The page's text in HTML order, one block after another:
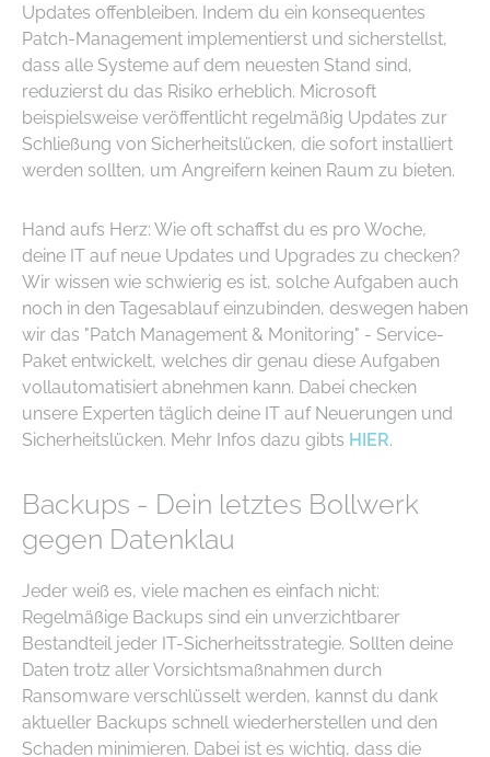
Updates offenbleiben. Indem du ein konsequentes
Patch-Management implementierst und sicherstellst,
dass alle Systeme auf dem neuesten Stand sind,
reduzierst du das Risiko erheblich. Microsoft
beispielsweise veröffentlicht regelmäßig Updates zur
Schließung von Sicherheitslücken, die sofort installiert
werden sollten, um Angreifern keinen Raum zu bieten.
Hand aufs Herz: Wie oft schaffst du es pro Woche,
deine IT auf neue Updates und Upgrades zu checken?
Wir wissen wie schwierig es ist, solche Aufgaben auch
noch in den Tagesablauf einzubinden, deswegen haben
wir das "Patch Management & Monitoring" - Service-
Paket entwickelt, welches dir genau diese Aufgaben
vollautomatisiert abnehmen kann. Dabei checken
unsere Experten täglich deine IT auf Neuerungen und
Sicherheitslücken. Mehr Infos dazu gibts HIER.
Backups - Dein letztes Bollwerk
gegen Datenklau
Jeder weiß es, viele machen es einfach nicht:
Regelmäßige Backups sind ein unverzichtbarer
Bestandteil jeder IT-Sicherheitsstrategie. Sollten deine
Daten trotz aller Vorsichtsmaßnahmen durch
Ransomware verschlüsselt werden, kannst du dank
aktueller Backups schnell wiederherstellen und den
Schaden minimieren. Dabei ist es wichtig, dass die